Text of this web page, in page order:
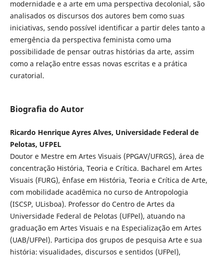
modernidade e a arte em uma perspectiva decolonial, são
analisados os discursos dos autores bem como suas
iniciativas, sendo possível identificar a partir deles tanto a
emergência da perspectiva feminista como uma
possibilidade de pensar outras histórias da arte, assim
como a relação entre essas novas escritas e a prática
curatorial.
Biografia do Autor
Ricardo Henrique Ayres Alves, Universidade Federal de
Pelotas, UFPEL
Doutor e Mestre em Artes Visuais (PPGAV/UFRGS), área de
concentração História, Teoria e Crítica. Bacharel em Artes
Visuais (FURG), ênfase em História, Teoria e Crítica de Arte,
com mobilidade acadêmica no curso de Antropologia
(ISCSP, ULisboa). Professor do Centro de Artes da
Universidade Federal de Pelotas (UFPel), atuando na
graduação em Artes Visuais e na Especialização em Artes
(UAB/UFPel). Participa dos grupos de pesquisa Arte e sua
história: visualidades, discursos e sentidos (UFPel),